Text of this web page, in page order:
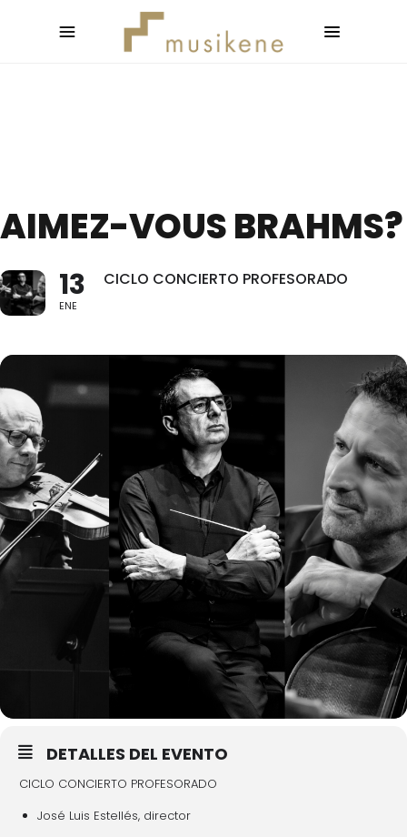
AIMEZ-VOUS BRAHMS?
13
ENE
CICLO CONCIERTO PROFESORADO
DETALLES DEL EVENTO
CICLO CONCIERTO PROFESORADO
José Luis Estellés, director